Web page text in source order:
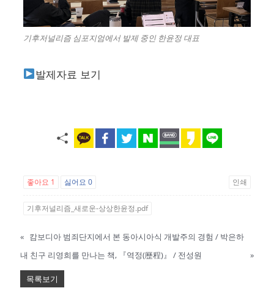
기후저널리즘 심포지엄에서 발제 중인 한윤정 대표
발제자료 보기
좋아요 1 싫어요0 인쇄
기후저널리즘_새로운-상상한윤정.pdf
« 캄보디아 범죄단지에서 본 동아시아식 개발주의 경험 / 박은하
내 친구 리영희를 만나는 책, 『역정(歷程)』 / 전성원
»
목록보기